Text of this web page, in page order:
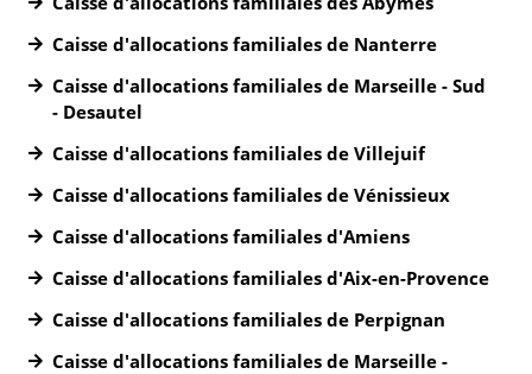
Caisse d'allocations familiales de Nanterre
Caisse d'allocations familiales de Marseille - Sud
- Desautel
Caisse d'allocations familiales de Villejuif
Caisse d'allocations familiales de Vénissieux
Caisse d'allocations familiales d'Amiens
Caisse d'allocations familiales d'Aix-en-Provence
Caisse d'allocations familiales de Perpignan
Caisse d'allocations familiales de Marseille -